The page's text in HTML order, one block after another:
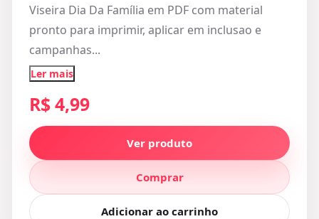
Viseira Dia Da Família em PDF com material
pronto para imprimir, aplicar em inclusao e
campanhas...
Ler mais
R$ 4,99
Ver produto
Comprar
Adicionar ao carrinho